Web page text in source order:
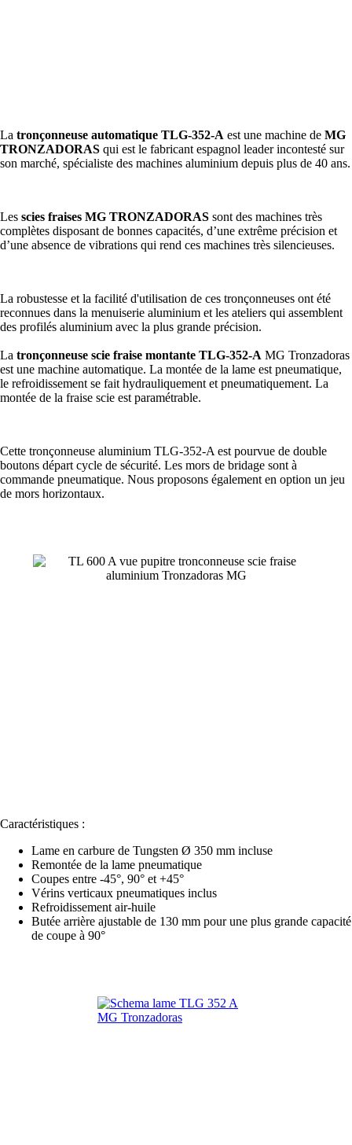
La tronçonneuse automatique TLG-352-A est une machine de MG
TRONZADORAS qui est le fabricant espagnol leader incontesté sur
son marché, spécialiste des machines aluminium depuis plus de 40 ans.
Les scies fraises MG TRONZADORAS sont des machines très
complètes disposant de bonnes capacités, d’une extrême précision et
d’une absence de vibrations qui rend ces machines très silencieuses.
La robustesse et la facilité d'utilisation de ces tronçonneuses ont été
reconnues dans la menuiserie aluminium et les ateliers qui assemblent
des profilés aluminium avec la plus grande précision.
La tronçonneuse scie fraise montante TLG-352-A MG Tronzadoras
est une machine automatique. La montée de la lame est pneumatique,
le refroidissement se fait hydrauliquement et pneumatiquement. La
montée de la fraise scie est paramétrable.
Cette tronçonneuse aluminium TLG-352-A est pourvue de double
boutons départ cycle de sécurité. Les mors de bridage sont à
commande pneumatique. Nous proposons également en option un jeu
de mors horizontaux.
Caractéristiques :
Lame en carbure de Tungsten Ø 350 mm incluse
Remontée de la lame pneumatique
Coupes entre -45°, 90° et +45°
Vérins verticaux pneumatiques inclus
Refroidissement air-huile
Butée arrière ajustable de 130 mm pour une plus grande capacité
de coupe à 90°